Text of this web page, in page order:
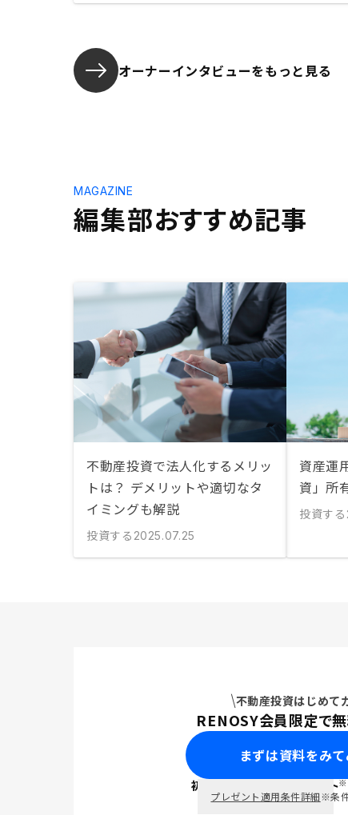
オーナーインタビューをもっと見る
編集部おすすめ記事
MAGAZINE
不動産投資で法人化するメリッ
トは？ デメリットや適切なタ
イミングも解説
投資する 2025.07.25
資産運
資」所
投資する
不動産投資はじめて
RENOSY会員限定で無
まずは資料をみ
初回面談で ポイント※
プレゼント適用条件詳細※条